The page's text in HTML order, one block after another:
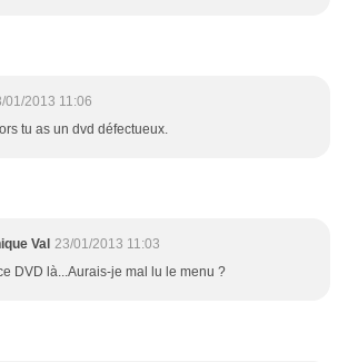
01/2013 11:06
tu as un dvd défectueux.
Val 23/01/2013 11:03
DVD là...Aurais-je mal lu le menu ?